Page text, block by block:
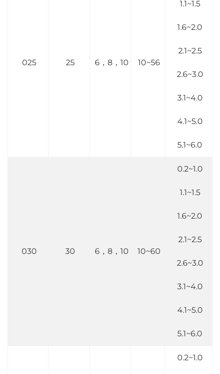
025 25 6，8，10 10~56
1.1~1.5
1.6~2.0
2.1~2.5
2.6~3.0
3.1~4.0
4.1~5.0
5.1~6.0
030 30 6，8，10 10~60
0.2~1.0
1.1~1.5
1.6~2.0
2.1~2.5
2.6~3.0
3.1~4.0
4.1~5.0
5.1~6.0
0.2~1.0